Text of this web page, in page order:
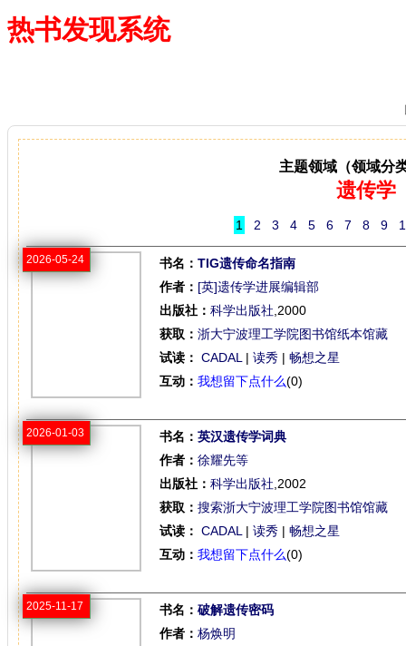
热书发现系统
主题领域（领域分
遗传学
1 2 3 4 5 6 7 8 9
2026-05-24 书名： TIG遗传命名指南
作者： [英]遗传学进展编辑部
出版社： 科学出版社 ,2000
获取： 浙大宁波理工学院图书馆纸本馆藏
试读： CADAL | 读秀 | 畅想之星
互动： 我想留下点什么(0)
2026-01-03 书名： 英汉遗传学词典
作者： 徐耀先等
出版社： 科学出版社 ,2002
获取： 搜索浙大宁波理工学院图书馆馆藏
试读： CADAL | 读秀 | 畅想之星
互动： 我想留下点什么(0)
2025-11-17 书名： 破解遗传密码
作者： 杨焕明